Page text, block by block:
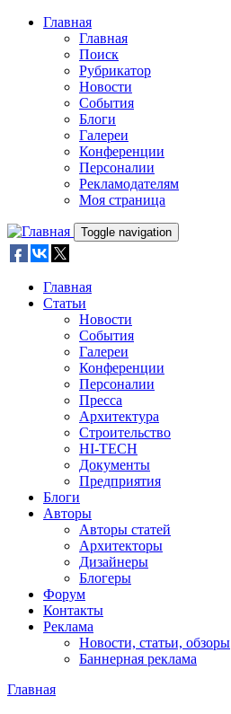
Skip to main content
Главная
Главная
Поиск
Рубрикатор
Новости
События
Блоги
Галереи
Конференции
Персоналии
Рекламодателям
Моя страница
Toggle navigation
Главная
Статьи
Новости
События
Галереи
Конференции
Персоналии
Пресса
Архитектура
Строительство
HI-TECH
Документы
Предприятия
Блоги
Авторы
Авторы статей
Архитекторы
Дизайнеры
Блогеры
Форум
Контакты
Реклама
Новости, статьи, обзоры
Баннерная реклама
Главная